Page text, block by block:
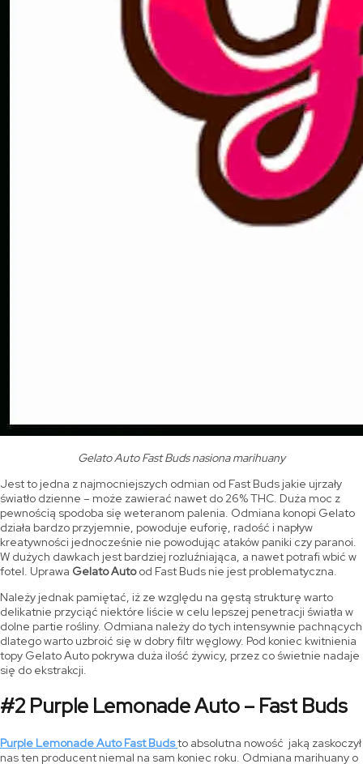
Gelato Auto Fast Buds nasiona marihuany
Jest to jedna z najmocniejszych odmian od Fast Buds jakie ujrzały
światło dzienne – może zawierać nawet do 26% THC. Duża moc z
pewnością spodoba się weteranom palenia. Odmiana konopi Gelato
działa bardzo przyjemnie, powoduje euforię, radość i napływ
kreatywności jednocześnie nie powodując ataków paniki czy paranoi.
W dużych dawkach jest bardziej rozluźniająca, a nawet potrafi wbić w
fotel. Uprawa Gelato Autood Fast Buds nie jest problematyczna.
Należy jednak pamiętać, iż ze względu na gęstą strukturę warto
delikatnie przyciąć niektóre liście w celu lepszej penetracji światła w
dolne partie rośliny. Odmiana należy do tych intensywnie pachnących
dlatego warto uzbroić się w dobry filtr węglowy. Pod koniec kwitnienia
topy Gelato Auto pokrywa duża ilość żywicy, przez co świetnie nadaje
się do ekstrakcji.
#2 Purple Lemonade Auto – Fast Buds
Purple Lemonade Auto Fast Budsto absolutna nowość jaką zaskoczył
nas ten producent niemal na sam koniec roku. Odmiana marihuany o